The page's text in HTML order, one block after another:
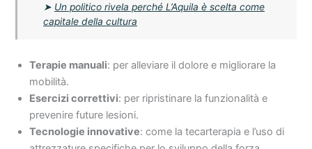
➤ Un politico rivela perché L’Aquila è scelta come
capitale della cultura
Terapie manuali: per alleviare il dolore e migliorare la
mobilità.
Esercizi correttivi: per ripristinare la funzionalità e
prevenire future lesioni.
Tecnologie innovative: come la tecarterapia e l’uso di